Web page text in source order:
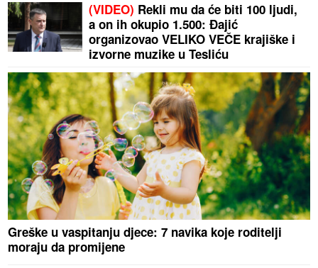
(VIDEO) Rekli mu da će biti 100 ljudi,
a on ih okupio 1.500: Đajić
organizovao VELIKO VEČE krajiške i
izvorne muzike u Tesliću
Greške u vaspitanju djece: 7 navika koje roditelji
moraju da promijene